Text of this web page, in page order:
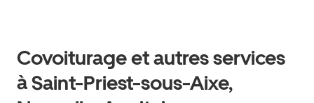
Covoiturage et autres services
à Saint-Priest-sous-Aixe,